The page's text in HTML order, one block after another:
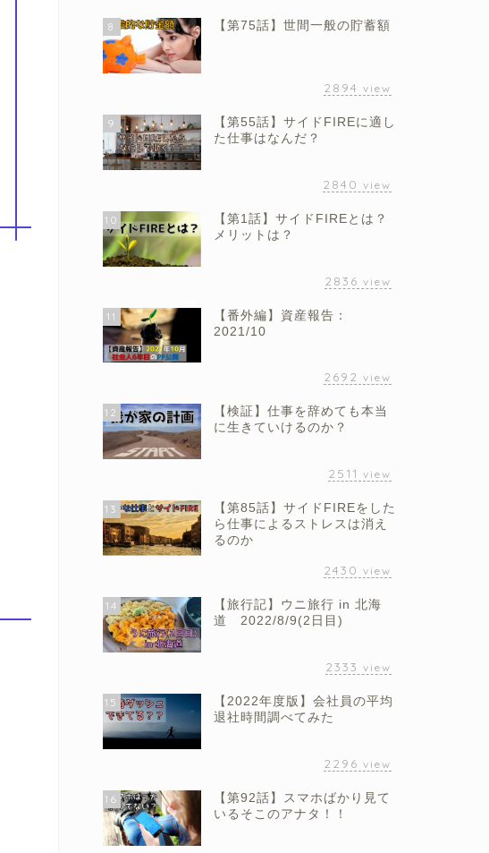
8 【第75話】世間一般の貯蓄額
2894 view
9
【第55話】サイドFIREに適し
た仕事はなんだ？
2840 view
10
【第1話】サイドFIREとは？
メリットは？
2836 view
11
【番外編】資産報告：
2021/10
2692 view
12
【検証】仕事を辞めても本当
に生きていけるのか？
2511 view
13
【第85話】サイドFIREをした
ら仕事によるストレスは消え
るのか
2430 view
14
【旅行記】ウニ旅行 in 北海
道 2022/8/9(2日目)
2333 view
15
【2022年度版】会社員の平均
退社時間調べてみた
2296 view
16
【第92話】スマホばかり見て
いるそこのアナタ！！